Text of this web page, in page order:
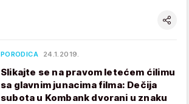
PORODICA 24.1.2019.
Slikajte se na pravom letećem ćilimu
sa glavnim junacima filma: Dečija
subota u Kombank dvorani u znaku